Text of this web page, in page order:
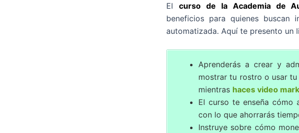
El curso de la Academia de
beneficios para quienes buscan
automatizada. Aquí te presento un
Aprenderás a crear y
mostrar tu rostro o usar
mientras haces video
El curso te enseña cómo
con lo que ahorrarás
Instruye sobre cómo